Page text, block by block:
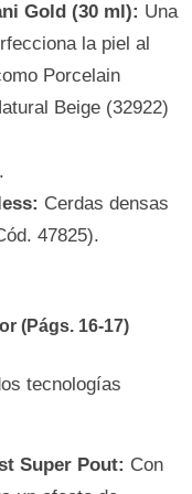
Gold (30 ml): Una
la piel al
Porcelain
Beige (32922)
Cerdas densas
47825).
(Págs. 16-17)
tecnologías
Super Pout: Con